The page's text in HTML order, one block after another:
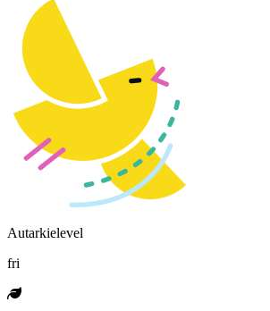
Autarkielevel
fri